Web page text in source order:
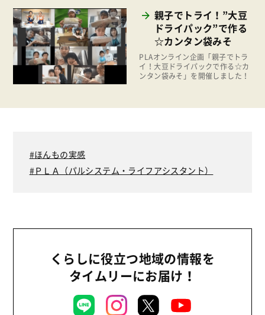
ぱる★キッズ
パルシステムでんき
広報
復興支援
消費者
陽だまり
地場野菜
2016年
2015年
2014年
2013年
親子でトライ！”大豆
ドライパック”で作る
☆カンタン袋みそ
PLAオンライン企画「親子でトラ
イ！大豆ドライパックで作る☆カ
ンタン袋みそ」を開催しました！
ほんもの実感
ＰＬＡ（パルシステム・ライフアシスタント）
くらしに役立つ地域の情報を
タイムリーにお届け！